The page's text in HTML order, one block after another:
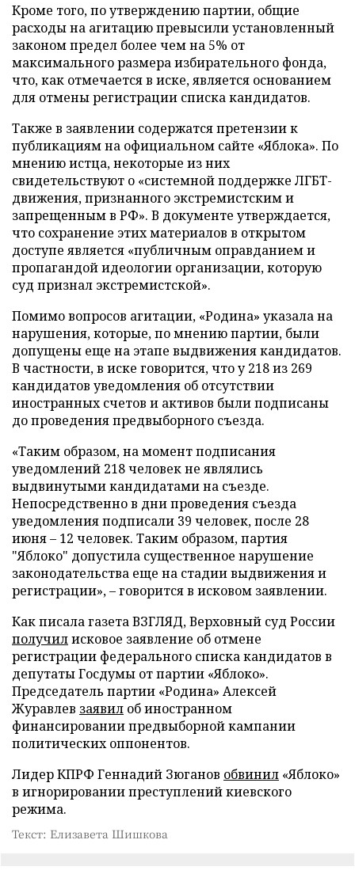
Кроме того, по утверждению партии, общие
расходы на агитацию превысили установленный
законом предел более чем на 5% от
максимального размера избирательного фонда,
что, как отмечается в иске, является основанием
для отмены регистрации списка кандидатов.
Также в заявлении содержатся претензии к
публикациям на официальном сайте «Яблока». По
мнению истца, некоторые из них
свидетельствуют о «системной поддержке ЛГБТ-
движения, признанного экстремистским и
запрещенным в РФ». В документе утверждается,
что сохранение этих материалов в открытом
доступе является «публичным оправданием и
пропагандой идеологии организации, которую
суд признал экстремистской».
Помимо вопросов агитации, «Родина» указала на
нарушения, которые, по мнению партии, были
допущены еще на этапе выдвижения кандидатов.
В частности, в иске говорится, что у 218 из 269
кандидатов уведомления об отсутствии
иностранных счетов и активов были подписаны
до проведения предвыборного съезда.
«Таким образом, на момент подписания
уведомлений 218 человек не являлись
выдвинутыми кандидатами на съезде.
Непосредственно в дни проведения съезда
уведомления подписали 39 человек, после 28
июня – 12 человек. Таким образом, партия
"Яблоко" допустила существенное нарушение
законодательства еще на стадии выдвижения и
регистрации», – говорится в исковом заявлении.
Как писала газета ВЗГЛЯД, Верховный суд России
получилисковое заявление об отмене
регистрации федерального списка кандидатов в
депутаты Госдумы от партии «Яблоко».
Председатель партии «Родина» Алексей
Журавлев заявил об иностранном
финансировании предвыборной кампании
политических оппонентов.
Лидер КПРФ Геннадий Зюганов обвинил «Яблоко»
в игнорировании преступлений киевского
режима.
Текст: Елизавета Шишкова